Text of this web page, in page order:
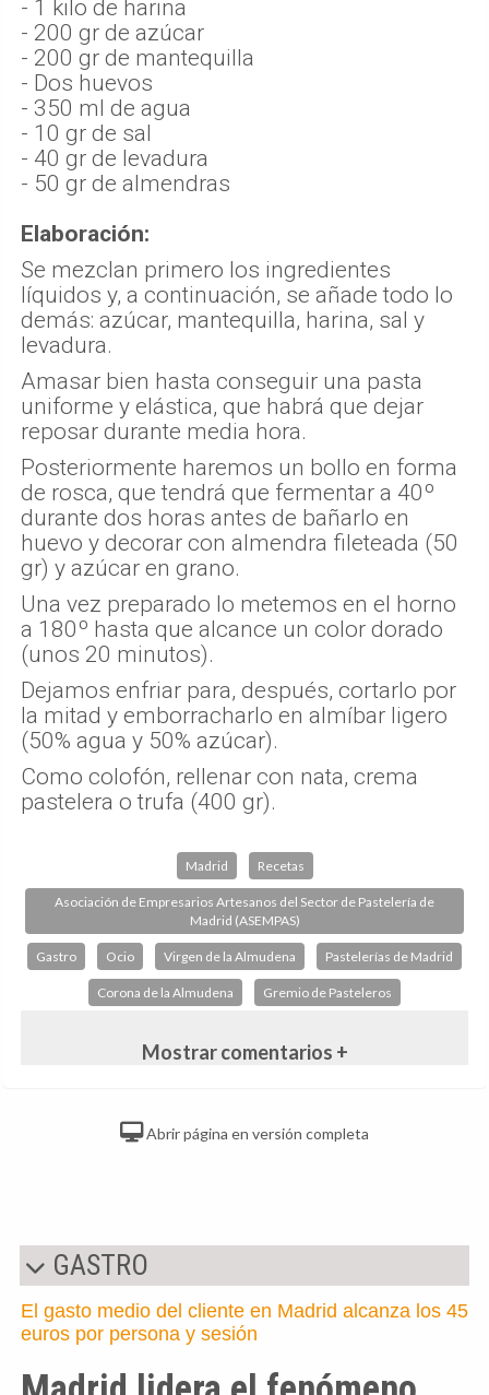
- 1 kilo de harina
- 200 gr de azúcar
- 200 gr de mantequilla
- Dos huevos
- 350 ml de agua
- 10 gr de sal
- 40 gr de levadura
- 50 gr de almendras
Elaboración:
Se mezclan primero los ingredientes
líquidos y, a continuación, se añade todo lo
demás: azúcar, mantequilla, harina, sal y
levadura.
Amasar bien hasta conseguir una pasta
uniforme y elástica, que habrá que dejar
reposar durante media hora.
Posteriormente haremos un bollo en forma
de rosca, que tendrá que fermentar a 40º
durante dos horas antes de bañarlo en
huevo y decorar con almendra fileteada (50
gr) y azúcar en grano.
Una vez preparado lo metemos en el horno
a 180º hasta que alcance un color dorado
(unos 20 minutos).
Dejamos enfriar para, después, cortarlo por
la mitad y emborracharlo en almíbar ligero
(50% agua y 50% azúcar).
Como colofón, rellenar con nata, crema
pastelera o trufa (400 gr).
Madrid Recetas
Asociación de Empresarios Artesanos del Sector de Pastelería de
Madrid (ASEMPAS)
Gastro Ocio Virgen de la Almudena Pastelerías de Madrid
Corona de la Almudena Gremio de Pasteleros
Mostrar comentarios +
Abrir página en versión completa
GASTRO
El gasto medio del cliente en Madrid alcanza los 45
euros por persona y sesión